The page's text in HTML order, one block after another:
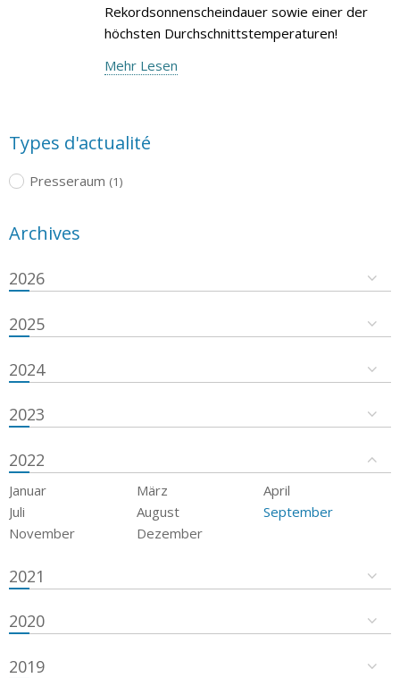
Rekordsonnenscheindauer sowie einer der
höchsten Durchschnittstemperaturen!
Mehr Lesen
Types d'actualité
Presseraum (1)
Archives
2026
2025
2024
2023
2022
Januar März
April
Juli
August
September
November
Dezember
2021
2020
2019